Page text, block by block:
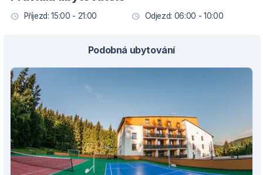
Příjezd: 15:00 - 21:00 Odjezd: 06:00 - 10:00
Podobná ubytování